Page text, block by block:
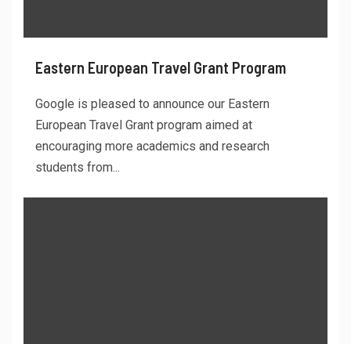
Eastern European Travel Grant Program
Google is pleased to announce our Eastern
European Travel Grant program aimed at
encouraging more academics and research
students from...